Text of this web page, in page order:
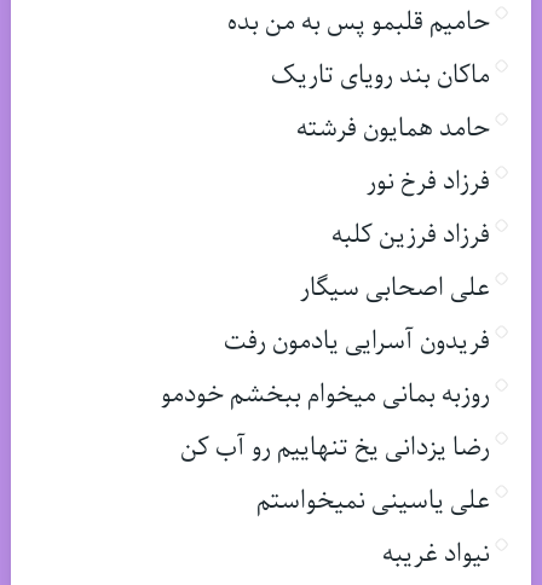
حامیم قلبمو پس به من بده
ماکان بند رویای تاریک
حامد همایون فرشته
فرزاد فرخ نور
فرزاد فرزین کلبه
علی اصحابی سیگار
فریدون آسرایی یادمون رفت
روزبه بمانی میخوام ببخشم خودمو
رضا یزدانی یخ تنهاییم رو آب کن
علی یاسینی نمیخواستم
نیواد غریبه